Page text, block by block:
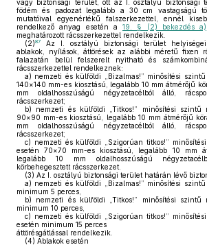
vagy biztonsági terület, ott az I. osztályú biztonsági
födém és padozat legalább a 30 cm vastagságú
mutatóival egyenértékű falszerkezettel, ennél
rendelkező anyag esetén a 19. § (2) bekezdés a)
meghatározott rácsszerkezettel rendelkezik.
(2)87
Az I. osztályú biztonsági terület
ablakok, nyílások, áttörések az alábbi méretű fixen
falazatán belül felszerelt nyitható és
rácsszerkezettel rendelkeznek:
a) nemzeti és külföldi „Bizalmas!” minősítési
140×140 mm-es kiosztású, legalább 10 mm átmérőjű
mm oldalhosszúságú négyzetacélból álló,
rácsszerkezet;
b) nemzeti és külföldi „Titkos!” minősítési szintű
90×90 mm-es kiosztású, legalább 10 mm átmérőjű
mm oldalhosszúságú négyzetacélból álló,
rácsszerkezet;
c) nemzeti és külföldi „Szigorúan titkos!”
esetén 70×70 mm-es kiosztású, legalább 10 mm
legalább 10 mm oldalhosszúságú
körbehegesztett rácsszerkezet.
(3) Az I. osztályú biztonsági terület határán lévő
a) nemzeti és külföldi „Bizalmas!” minősítési
minimum 5 perces,
b) nemzeti és külföldi „Titkos!” minősítési szintű
minimum 10 perces,
c) nemzeti és külföldi „Szigorúan titkos!”
esetén minimum 15 perces
áttörésgátlással rendelkezik.
(4) Ablakok esetén